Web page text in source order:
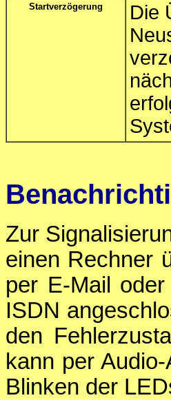
Startverzögerung
Die
Zur
einen Rechner
per E-Mail
ISDN
den
kann per
Blinken der